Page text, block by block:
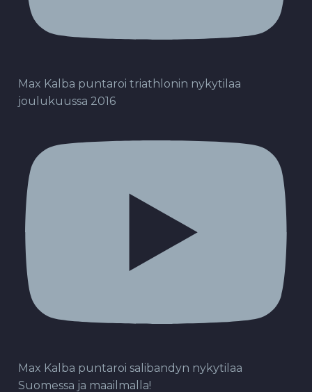
Max Kalba puntaroi triathlonin nykytilaa
joulukuussa 2016
Max Kalba puntaroi salibandyn nykytilaa
Suomessa ja maailmalla!